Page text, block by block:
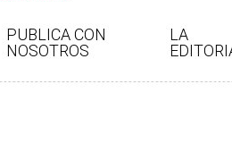
PUBLICA CON
NOSOTROS
LA